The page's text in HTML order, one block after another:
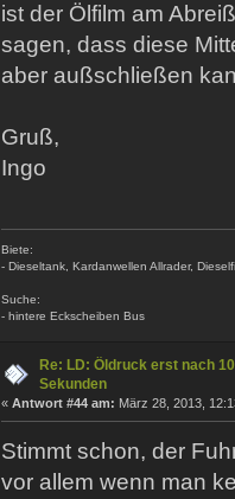
ist der Ölfilm am
sagen, dass diese
aber außschließen
Gruß,
Ingo
Biete:
- Dieseltank, Kardanwellen Allrader,
Suche:
- hintere Eckscheiben Bus
Re: LD: Öldruck erst nach 10
Sekunden
« Antwort #44 am: März 28, 2013,
Stimmt schon, der
vor allem wenn man